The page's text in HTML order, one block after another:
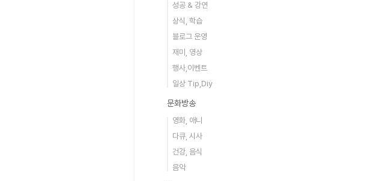
성공 & 강연
상식, 학습
블로그 운영
재미, 영상
행사,이벤트
일상 Tip,Diy
문화방송
영화, 애니
다큐, 시사
건강, 음식
음악